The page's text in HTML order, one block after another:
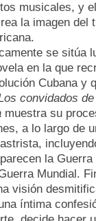
musicales, y
la imagen del
se sitúa
en la que
Cubana y
convidados
muestra su
a lo largo de
la
Mundial.
visión
íntima